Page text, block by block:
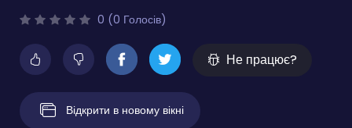
0 (0 Голосів)
Не працює?
Відкрити в новому вікні